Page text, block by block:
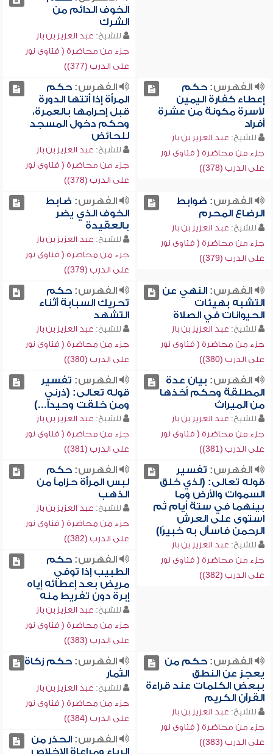
الخوف الدائم من
الشرك
للشيخ: عبد العزيز بن باز
جزء من محاضرة ( فتاوى نور
على الدرب (377))
الفهرس:حكم
إعطاء كفارة اليمين
لأسرة مكونة من عشرة
أفراد
للشيخ: عبد العزيز بن باز
جزء من محاضرة ( فتاوى نور
على الدرب (378))
الفهرس:حكم
المرأة إذا أتتها الدورة
قبل إحرامها بالعمرة،
وحكم دخول المسجد
للحائض
للشيخ: عبد العزيز بن باز
جزء من محاضرة ( فتاوى نور
على الدرب (378))
الفهرس: ضوابط
الرضاع المحرم
للشيخ: عبد العزيز بن باز
جزء من محاضرة ( فتاوى نور
على الدرب (379))
الفهرس: ضابط
الخوف الذي يضر
بالعقيدة
للشيخ: عبد العزيز بن باز
جزء من محاضرة ( فتاوى نور
على الدرب (379))
الفهرس:النهي عن
التشبه بهيئات
الحيوانات في الصلاة
للشيخ: عبد العزيز بن باز
جزء من محاضرة ( فتاوى نور
على الدرب (380))
الفهرس:حكم
تحريك السبابة أثناء
التشهد
للشيخ: عبد العزيز بن باز
جزء من محاضرة ( فتاوى نور
على الدرب (380))
الفهرس: بيان عدة
المطلقة وحكم أخذها
من الميراث
للشيخ: عبد العزيز بن باز
جزء من محاضرة ( فتاوى نور
على الدرب (381))
الفهرس: تفسير
قوله تعالى: (ذرني
ومن خلقت وحيداً...)
للشيخ: عبد العزيز بن باز
جزء من محاضرة ( فتاوى نور
على الدرب (381))
الفهرس: تفسير
قوله تعالى: (لذي خلق
السموات والأرض وما
بينهما في ستة أيام ثم
استوى على العرش
الرحمن فاسأل به خبيرًا)
للشيخ: عبد العزيز بن باز
جزء من محاضرة ( فتاوى نور
على الدرب (382))
الفهرس:حكم
لبس المرأة حزاماً من
الذهب
للشيخ: عبد العزيز بن باز
جزء من محاضرة ( فتاوى نور
على الدرب (382))
الفهرس:حكم
الطبيب إذا توفي
مريض بعد إعطائه إياه
إبرة دون تفريط منه
للشيخ: عبد العزيز بن باز
جزء من محاضرة ( فتاوى نور
على الدرب (383))
الفهرس:حكم من
يعجز عن النطق
ببعض الكلمات عند قراءة
القرآن الكريم
للشيخ: عبد العزيز بن باز
جزء من محاضرة ( فتاوى نور
على الدرب (383))
الفهرس:حكم زكاة
الثمار
للشيخ: عبد العزيز بن باز
جزء من محاضرة ( فتاوى نور
على الدرب (384))
الفهرس:الحذر من
الرياء ومراعاة الإخلاص